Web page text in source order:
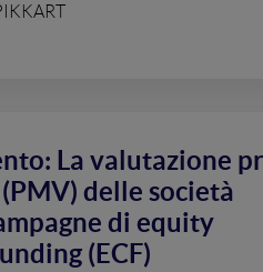
La valutazione
delle società
di equity
(ECF)